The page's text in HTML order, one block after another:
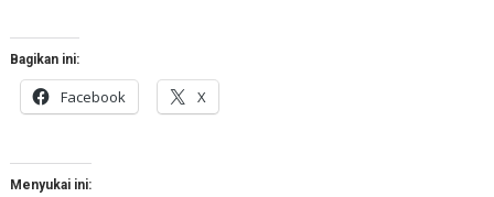
Bagikan ini:
Facebook X
Menyukai ini: